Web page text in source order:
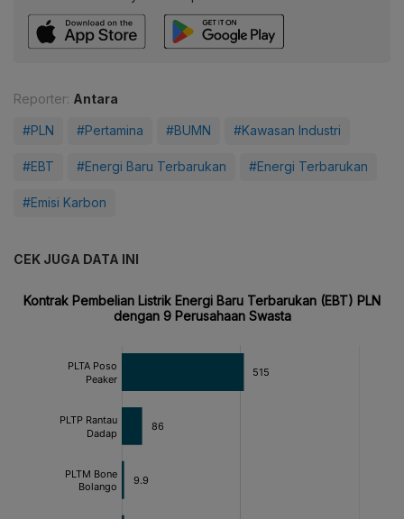
Reporter: Antara
#PLN #Pertamina #BUMN #Kawasan Industri
#EBT #Energi Baru Terbarukan #Energi Terbarukan
#Emisi Karbon
CEK JUGA DATA INI